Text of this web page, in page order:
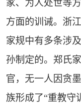
家、为人处世等
方面的训诫。浙
家规中有多条涉
孙制定的。郑氏
官，无一人因贪
族形成了“重教守